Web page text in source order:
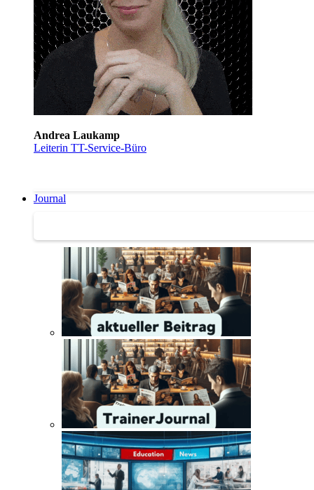
Andrea Laukamp
Leiterin TT-Service-Büro
Journal